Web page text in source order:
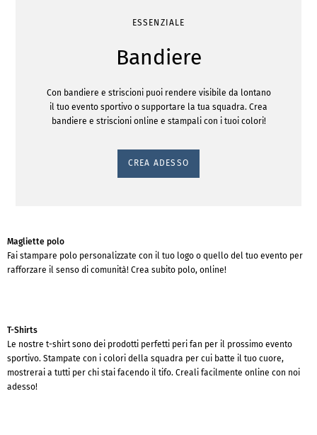
ESSENZIALE
Bandiere
Con bandiere e striscioni puoi rendere visibile da lontano
il tuo evento sportivo o supportare la tua squadra. Crea
bandiere e striscioni online e stampali con i tuoi colori!
CREA ADESSO
Magliette polo
Fai stampare polo personalizzate con il tuo logo o quello del tuo evento per
rafforzare il senso di comunità! Crea subito polo, online!
T-Shirts
Le nostre t-shirt sono dei prodotti perfetti peri fan per il prossimo evento
sportivo. Stampate con i colori della squadra per cui batte il tuo cuore,
mostrerai a tutti per chi stai facendo il tifo. Creali facilmente online con noi
adesso!